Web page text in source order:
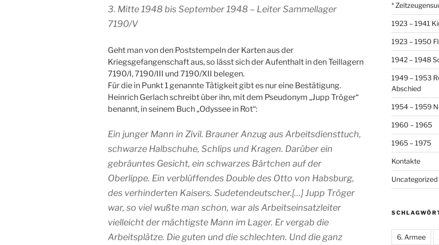
3. Mitte 1948 bis September 1948 – Leiter Sammellager
7190/V
Geht man von den Poststempeln der Karten aus der
Kriegsgefangenschaft aus, so lässt sich der Aufenthalt in den Teillagern
7190/I, 7190/III und 7190/XII belegen.
Für die in Punkt 1 genannte Tätigkeit gibt es nur eine Bestätigung.
Heinrich Gerlach schreibt über ihn, mit dem Pseudonym „Jupp Tröger“
benannt, in seinem Buch „Odyssee in Rot“:
Ein junger Mann in Zivil. Brauner Anzug aus Arbeitsdiensttuch,
schwarze Halbschuhe, Schlips und Kragen. Darüber ein
gebräuntes Gesicht, ein schwarzes Bärtchen auf der
Oberlippe. Ein verblüffendes Double des Otto von Habsburg,
des verhinderten Kaisers. Sudetendeutscher.[…] Jupp Tröger
war, so viel wußte man schon, war als Arbeitseinsatzleiter
vielleicht der mächtigste Mann im Lager. Er vergab die
Arbeitsplätze. Die guten und die schlechten. Und die ganz
*
1923 – 1941
1923 – 1950
1942 – 1948
1949 – 1953
Abschied
1954 – 1959
1960 – 1965
1965 – 1975
Kontakte
Uncategorized
6. Armee